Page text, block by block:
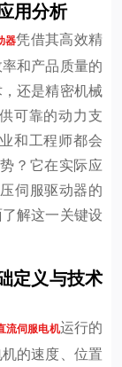
用分析
器凭借其高效精
和产品质量的
还是精密机械
可靠的动力支
和工程师都会
？它在实际应
伺服驱动器的
解这一关键设
定义与技术
流伺服电机运行的
的速度、位置